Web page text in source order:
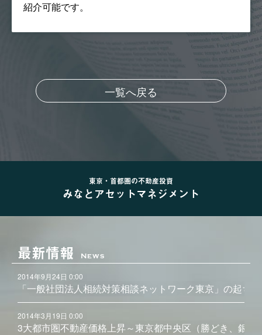
紹介可能です。
一覧へ戻る
東京・首都圏の不動産投資
みなとアセットマネジメント
最新情報 News
2014年9月24日 0:00
「一般社団法人相続対策相談ネットワーク東京」の起ち
2014年3月19日 0:00
3大都市圏不動産価格上昇～東京都中央区（勝どき、銀座